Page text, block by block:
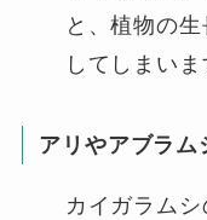
と、植物の
してしまいま
アリやアブラム
カイガラム